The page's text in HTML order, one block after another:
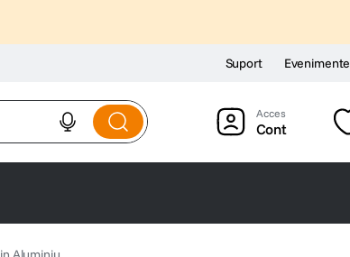
Suport Evenimente
Cont